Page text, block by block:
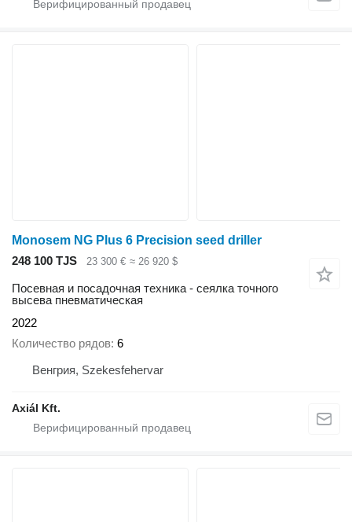
Monosem NG Plus 6 Precision seed driller
248 100 TJS
23 300 € ≈ 26 920 $
Посевная и посадочная техника - сеялка точного
высева пневматическая
2022
Количество рядов 6
Венгрия, Szekesfehervar
Axiál Kft.